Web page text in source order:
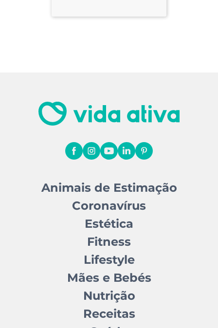
Animais de Estimação
Coronavírus
Estética
Fitness
Lifestyle
Mães e Bebés
Nutrição
Receitas